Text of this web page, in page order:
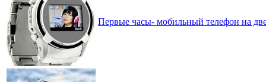
Первые часы- мобильный телефон на